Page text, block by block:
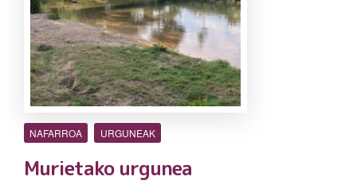
NAFARROA URGUNEAK
Murietako urgunea